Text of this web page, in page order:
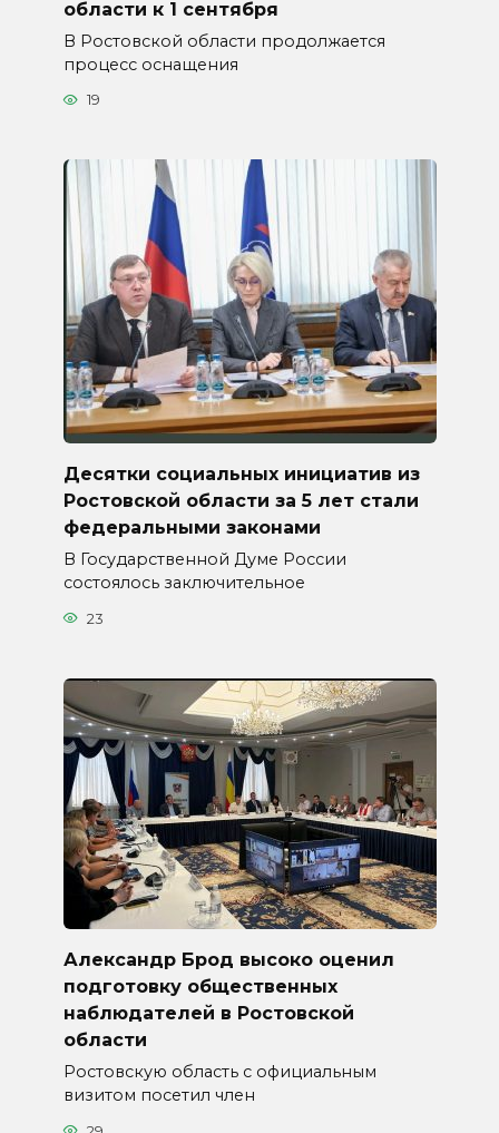
области к 1 сентября
В Ростовской области продолжается
процесс оснащения
19
Десятки социальных инициатив из
Ростовской области за 5 лет стали
федеральными законами
В Государственной Думе России
состоялось заключительное
23
Александр Брод высоко оценил
подготовку общественных
наблюдателей в Ростовской
области
Ростовскую область с официальным
визитом посетил член